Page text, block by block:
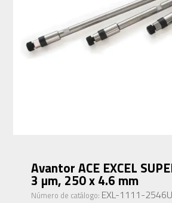
Avantor ACE EXCEL
3 µm, 250 x 4.6 mm
Número de catálogo: EXL-1111-2546U